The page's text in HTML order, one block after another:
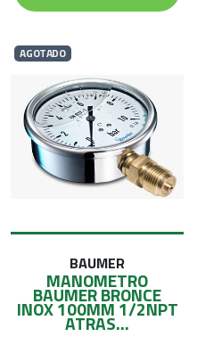
AGOTADO
BAUMER
MANOMETRO
BAUMER BRONCE
INOX 100MM 1/2NPT
ATRAS...